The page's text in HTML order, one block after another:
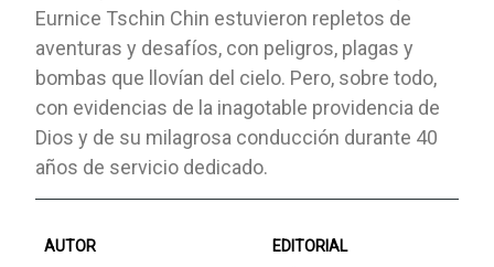
Eurnice Tschin Chin estuvieron repletos de
aventuras y desafíos, con peligros, plagas y
bombas que llovían del cielo. Pero, sobre todo,
con evidencias de la inagotable providencia de
Dios y de su milagrosa conducción durante 40
años de servicio dedicado.
AUTOR EDITORIAL